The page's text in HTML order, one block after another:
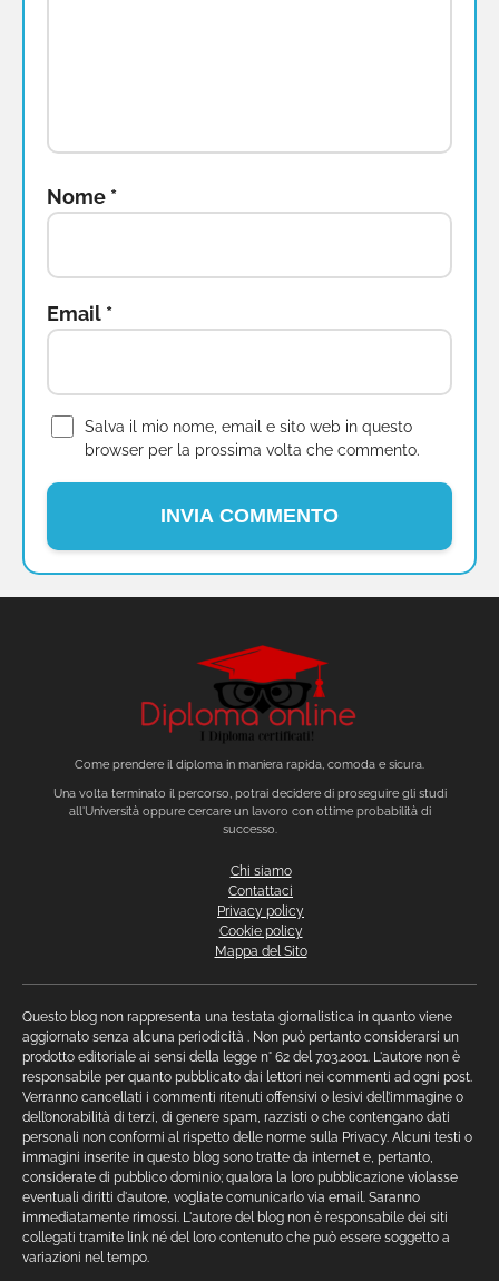
Nome *
Email *
Salva il mio nome, email e sito web in questo
browser per la prossima volta che commento.
Come prendere il diploma in maniera rapida, comoda e sicura.
Una volta terminato il percorso, potrai decidere di proseguire gli studi
all'Università oppure cercare un lavoro con ottime probabilità di
successo.
Chi siamo
Contattaci
Privacy policy
Cookie policy
Mappa del Sito
Questo blog non rappresenta una testata giornalistica in quanto viene
aggiornato senza alcuna periodicità . Non può pertanto considerarsi un
prodotto editoriale ai sensi della legge n° 62 del 7.03.2001. L'autore non è
responsabile per quanto pubblicato dai lettori nei commenti ad ogni post.
Verranno cancellati i commenti ritenuti offensivi o lesivi dell’immagine o
dell’onorabilità di terzi, di genere spam, razzisti o che contengano dati
personali non conformi al rispetto delle norme sulla Privacy. Alcuni testi o
immagini inserite in questo blog sono tratte da internet e, pertanto,
considerate di pubblico dominio; qualora la loro pubblicazione violasse
eventuali diritti d'autore, vogliate comunicarlo via email. Saranno
immediatamente rimossi. L'autore del blog non è responsabile dei siti
collegati tramite link né del loro contenuto che può essere soggetto a
variazioni nel tempo.